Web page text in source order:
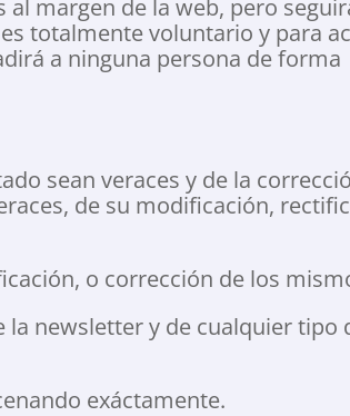
margen de la web, pero
totalmente voluntario y para
a ninguna persona de forma
sean veraces y de la
de su modificación,
o corrección de los
la newsletter y de cualquier tipo
exáctamente.